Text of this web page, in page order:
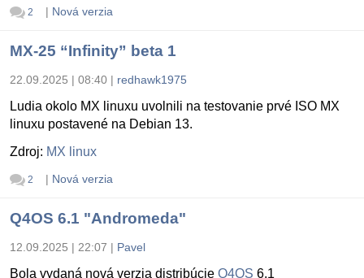
2 | Nová verzia
MX-25 “Infinity” beta 1
22.09.2025 | 08:40 | redhawk1975
Ludia okolo MX linuxu uvolnili na testovanie prvé ISO MX
linuxu postavené na Debian 13.
Zdroj: MX linux
2 | Nová verzia
Q4OS 6.1 "Andromeda"
12.09.2025 | 22:07 | Pavel
Bola vydaná nová verzia distribúcie Q4OS 6.1